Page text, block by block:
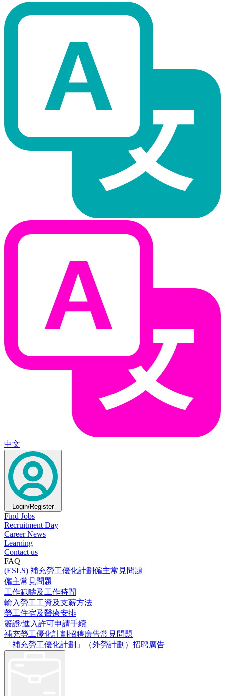
中文
Login/Register
Find Jobs
Recruitment Day
Career News
Learning
Contact us
FAQ
(ESLS) 補充勞工優化計劃僱主常見問題
僱主常見問題
工作範疇及工作時間
輸入勞工工資及支薪方法
勞工住宿及醫療安排
簽證/進入許可申請手續
補充勞工優化計劃招聘廣告常見問題
「補充勞工優化計劃」（外勞計劃）招聘廣告